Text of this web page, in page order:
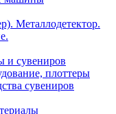
Металлодетектор.
и сувениров
плоттеры
сувениров